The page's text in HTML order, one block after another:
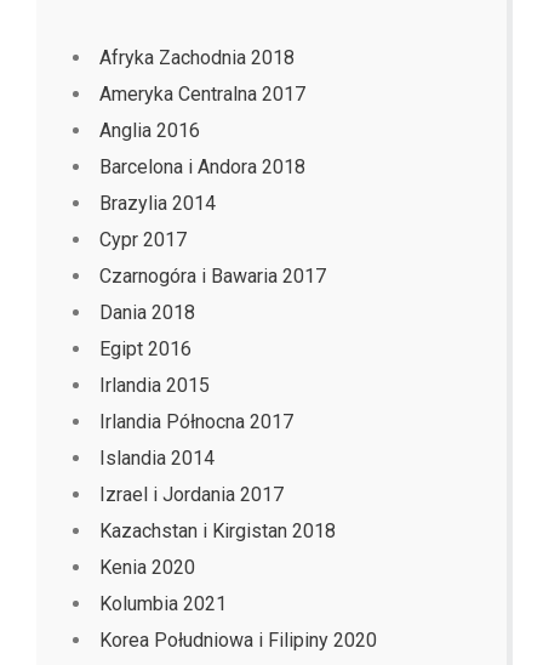
Afryka Zachodnia 2018
Ameryka Centralna 2017
Anglia 2016
Barcelona i Andora 2018
Brazylia 2014
Cypr 2017
Czarnogóra i Bawaria 2017
Dania 2018
Egipt 2016
Irlandia 2015
Irlandia Północna 2017
Islandia 2014
Izrael i Jordania 2017
Kazachstan i Kirgistan 2018
Kenia 2020
Kolumbia 2021
Korea Południowa i Filipiny 2020